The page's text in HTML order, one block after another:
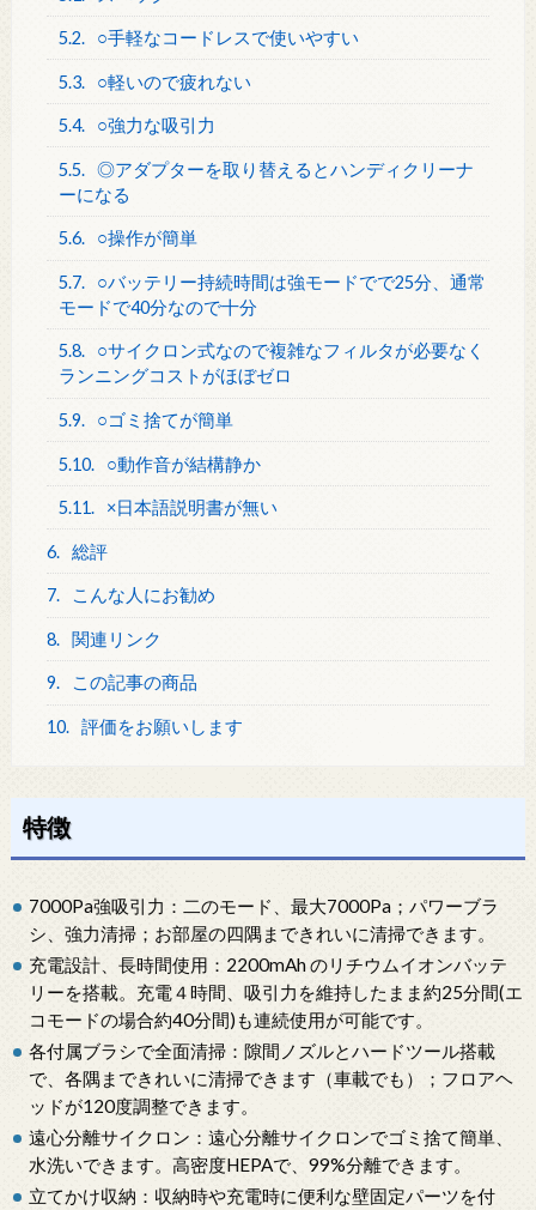
5.2. ○手軽なコードレスで使いやすい
5.3. ○軽いので疲れない
5.4. ○強力な吸引力
5.5. ◎アダプターを取り替えるとハンディクリーナ
ーになる
5.6. ○操作が簡単
5.7.
○バッテリー持続時間は強モードでで25分、通常
モードで40分なので十分
5.8.
○サイクロン式なので複雑なフィルタが必要なく
ランニングコストがほぼゼロ
5.9. ○ゴミ捨てが簡単
5.10. ○動作音が結構静か
5.11. ×日本語説明書が無い
6. 総評
7. こんな人にお勧め
8. 関連リンク
9. この記事の商品
10. 評価をお願いします
特徴
7000Pa強吸引力：二のモード、最大7000Pa；パワーブラ
シ、強力清掃；お部屋の四隅まできれいに清掃できます。
充電設計、長時間使用：2200mAh のリチウムイオンバッテ
リーを搭載。充電４時間、吸引力を維持したまま約25分間(エ
コモードの場合約40分間)も連続使用が可能です。
各付属ブラシで全面清掃：隙間ノズルとハードツール搭載
で、各隅まできれいに清掃できます（車載でも）；フロアヘ
ッドが120度調整できます。
遠心分離サイクロン：遠心分離サイクロンでゴミ捨て簡単、
水洗いできます。高密度HEPAで、99%分離できます。
立てかけ収納：収納時や充電時に便利な壁固定パーツを付